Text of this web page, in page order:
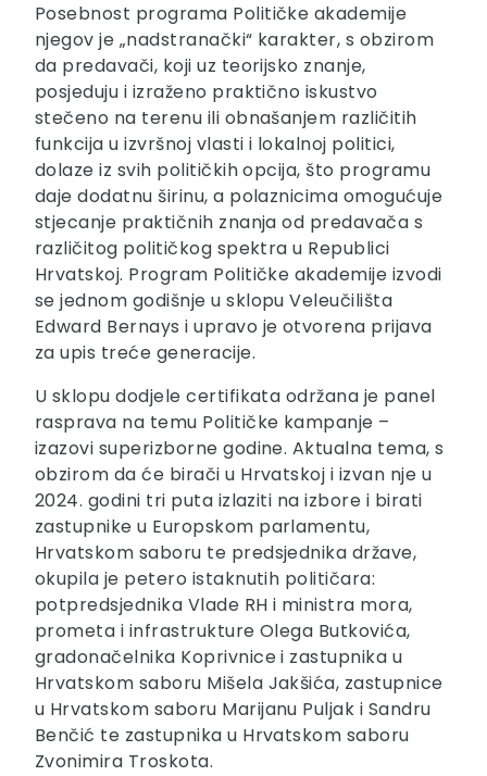
Posebnost programa Političke akademije
njegov je „nadstranački“ karakter, s obzirom
da predavači, koji uz teorijsko znanje,
posjeduju i izraženo praktično iskustvo
stečeno na terenu ili obnašanjem različitih
funkcija u izvršnoj vlasti i lokalnoj politici,
dolaze iz svih političkih opcija, što programu
daje dodatnu širinu, a polaznicima omogućuje
stjecanje praktičnih znanja od predavača s
različitog političkog spektra u Republici
Hrvatskoj. Program Političke akademije izvodi
se jednom godišnje u sklopu Veleučilišta
Edward Bernays i upravo je otvorena prijava
za upis treće generacije.
U sklopu dodjele certifikata održana je panel
rasprava na temu Političke kampanje –
izazovi superizborne godine. Aktualna tema, s
obzirom da će birači u Hrvatskoj i izvan nje u
2024. godini tri puta izlaziti na izbore i birati
zastupnike u Europskom parlamentu,
Hrvatskom saboru te predsjednika države,
okupila je petero istaknutih političara:
potpredsjednika Vlade RH i ministra mora,
prometa i infrastrukture Olega Butkovića,
gradonačelnika Koprivnice i zastupnika u
Hrvatskom saboru Mišela Jakšića, zastupnice
u Hrvatskom saboru Marijanu Puljak i Sandru
Benčić te zastupnika u Hrvatskom saboru
Zvonimira Troskota.